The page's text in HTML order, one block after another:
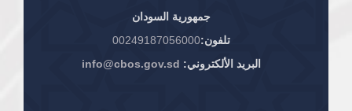
جمهورية السودان
تلفون:00249187056000
البريد الألكتروني: info@cbos.gov.sd